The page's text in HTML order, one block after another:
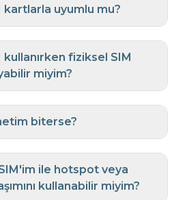
kartlarla uyumlu mu?
kullanırken fiziksel SIM
miyim?
biterse?
ile hotspot veya
kullanabilir miyim?